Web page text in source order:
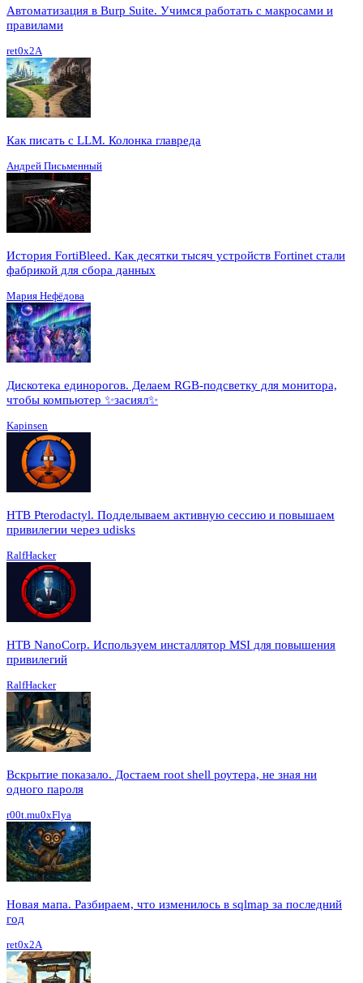
Автоматизация в Burp Suite. Учимся работать с макросами и
правилами
ret0x2A
Как писать с LLM. Колонка главреда
Андрей Письменный
История FortiBleed. Как десятки тысяч устройств Fortinet стали
фабрикой для сбора данных
Мария Нефёдова
Дискотека единорогов. Делаем RGB-подсветку для монитора,
чтобы компьютер ✨засиял✨
Kapinsen
HTB Pterodactyl. Подделываем активную сессию и повышаем
привилегии через udisks
RalfHacker
HTB NanoCorp. Используем инсталлятор MSI для повышения
привилегий
RalfHacker
Вскрытие показало. Достаем root shell роутера, не зная ни
одного пароля
r00t.mu0xFlya
Новая мапа. Разбираем, что изменилось в sqlmap за последний
год
ret0x2A